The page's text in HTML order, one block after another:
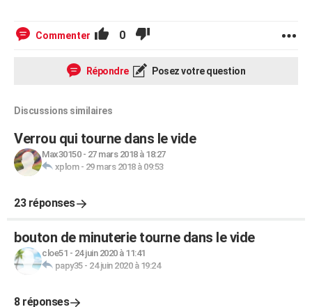
Commenter 0
Répondre Posez votre question
Discussions similaires
Verrou qui tourne dans le vide
Max30150- 27 mars 2018 à 18:27
xplom- 29 mars 2018 à 09:53
23 réponses
bouton de minuterie tourne dans le vide
cloe51 - 24 juin 2020 à 11:41
papy35- 24 juin 2020 à 19:24
8 réponses